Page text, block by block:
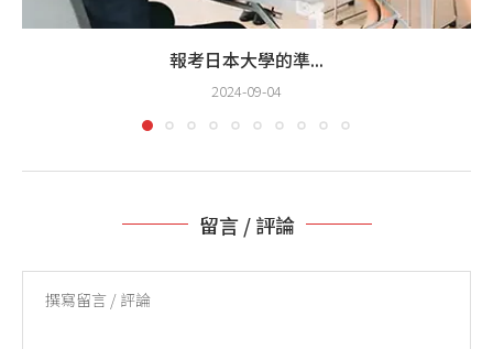
報考日本大學的準...
2024-09-04
留言 / 評論